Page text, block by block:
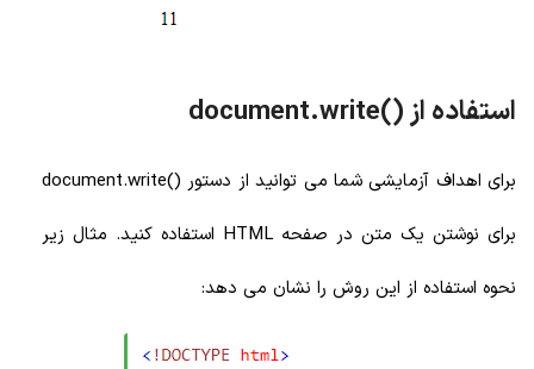
استفاده از ()document.write
برای اهداف آزمایشی شما می توانید از دستور ()document.write
برای نوشتن یک متن در صفحه HTML استفاده کنید. مثال زیر
نحوه استفاده از این روش را نشان می دهد: